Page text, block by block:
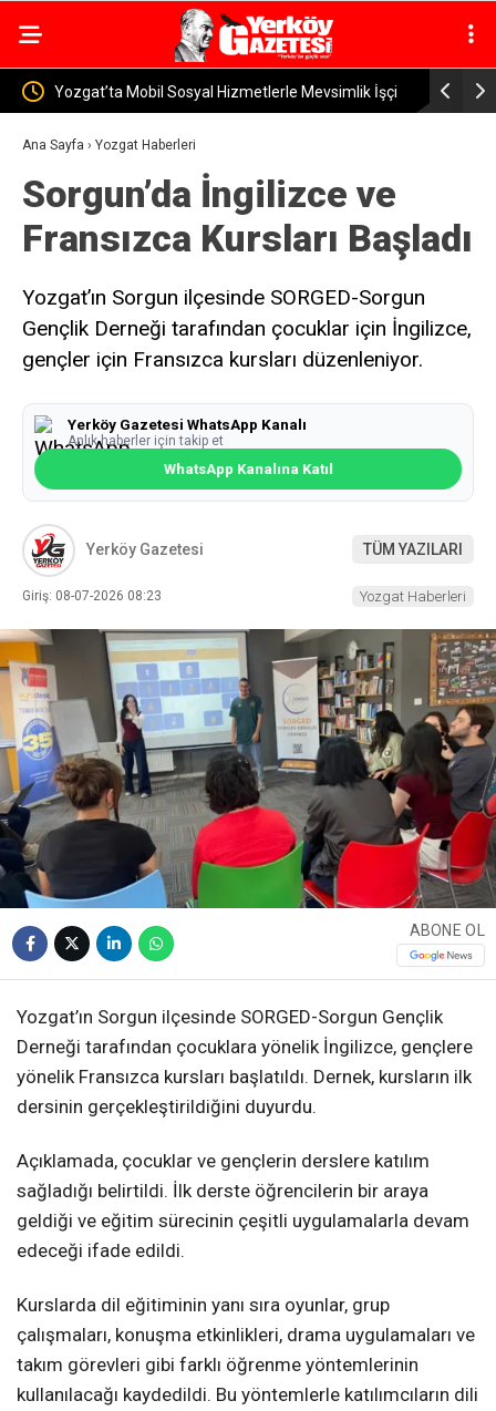
Mevsimlik İşçi Yerköy İlçe Sağlık Müdürü Dr. Candaş
Emzirme Haftası Mesajı: “Bir Damla Anne
Ömür Sağlık”
Ana Sayfa › Yozgat Haberleri
Sorgun’da İngilizce ve
Fransızca Kursları Başladı
Yozgat’ın Sorgun ilçesinde SORGED-Sorgun
Gençlik Derneği tarafından çocuklar için İngilizce,
gençler için Fransızca kursları düzenleniyor.
Yerköy Gazetesi WhatsApp Kanalı
Anlık haberler için takip et
WhatsApp Kanalına Katıl
Yerköy Gazetesi TÜM YAZILARI
Giriş: 08-07-2026 08:23 Yozgat Haberleri
ABONE OL
Yozgat’ın Sorgun ilçesinde SORGED-Sorgun Gençlik
Derneği tarafından çocuklara yönelik İngilizce, gençlere
yönelik Fransızca kursları başlatıldı. Dernek, kursların ilk
dersinin gerçekleştirildiğini duyurdu.
Açıklamada, çocuklar ve gençlerin derslere katılım
sağladığı belirtildi. İlk derste öğrencilerin bir araya
geldiği ve eğitim sürecinin çeşitli uygulamalarla devam
edeceği ifade edildi.
Kurslarda dil eğitiminin yanı sıra oyunlar, grup
çalışmaları, konuşma etkinlikleri, drama uygulamaları ve
takım görevleri gibi farklı öğrenme yöntemlerinin
kullanılacağı kaydedildi. Bu yöntemlerle katılımcıların dili